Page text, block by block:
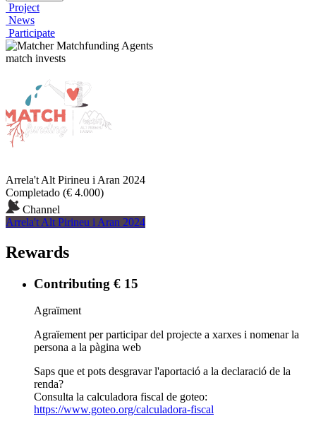
Project
News
Participate
Matchfunding Agents
match invests
Arrela't Alt Pirineu i Aran 2024
Completado (€ 4.000)
Channel
Arrela't Alt Pirineu i Aran 2024
Rewards
Contributing € 15
Agraïment
Agraïement per participar del projecte a xarxes i nomenar la
persona a la pàgina web
Saps que et pots desgravar l'aportació a la declaració de la
renda?
Consulta la calculadora fiscal de goteo:
https://www.goteo.org/calculadora-fiscal